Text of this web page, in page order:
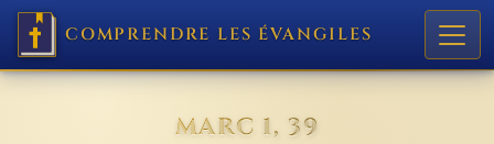
COMPRENDRE LES ÉVANGILES
MARC 1, 39